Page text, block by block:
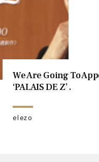
We Are Going To
‘PALAIS DE Z’ .
elezo